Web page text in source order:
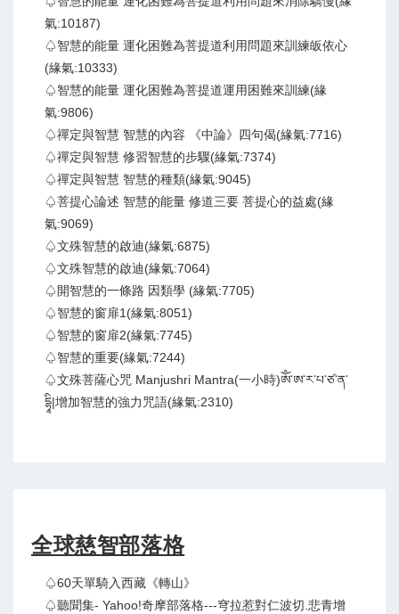
氣:10187)
♤智慧的能量 運化困難為菩提道利用問題來訓練皈依心
(緣氣:10333)
♤智慧的能量 運化困難為菩提道運用困難來訓練(緣
氣:9806)
♤禪定與智慧 智慧的內容 《中論》四句偈(緣氣:7716)
♤禪定與智慧 修習智慧的步驟(緣氣:7374)
♤禪定與智慧 智慧的種類(緣氣:9045)
♤菩提心論述 智慧的能量 修道三要 菩提心的益處(緣
氣:9069)
♤文殊智慧的啟迪(緣氣:6875)
♤文殊智慧的啟迪(緣氣:7064)
♤開智慧的一條路 因類學 (緣氣:7705)
♤智慧的窗扉1(緣氣:8051)
♤智慧的窗扉2(緣氣:7745)
♤智慧的重要(緣氣:7244)
♤文殊菩薩心咒 Manjushri Mantra(一小時)ཨོཾ་ཨ་ར་པ་ཙ་ན་
དྷཱི|增加智慧的強力咒語(緣氣:2310)
全球慈智部落格
♤60天單騎入西藏《轉山》
♤聽聞集- Yahoo!奇摩部落格---穹拉惹對仁波切.悲青增